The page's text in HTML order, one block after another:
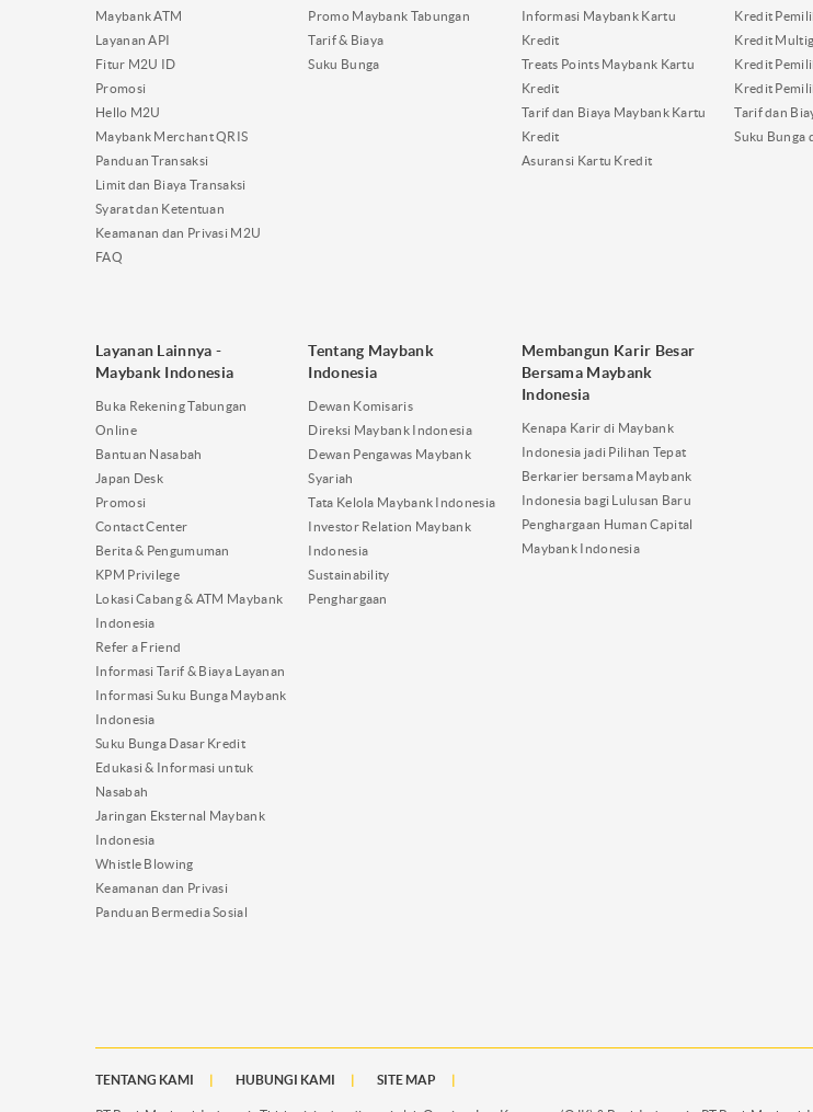
Maybank ATM
Layanan API
Fitur M2U ID
Promosi
Hello M2U
Maybank Merchant QRIS
Panduan Transaksi
Limit dan Biaya Transaksi
Syarat dan Ketentuan
Keamanan dan Privasi M2U
FAQ
Promo Maybank Tabungan
Tarif & Biaya
Suku Bunga
Informasi Maybank Kartu
Kredit
Treats Points Maybank Kartu
Kredit
Tarif dan Biaya Maybank Kartu
Kredit
Asuransi Kartu Kredit
Kredit
Kredit
Kredit
Kredit
Tarif dan
Suku Bunga
Layanan Lainnya -
Maybank Indonesia
Buka Rekening Tabungan
Online
Bantuan Nasabah
Japan Desk
Promosi
Contact Center
Berita & Pengumuman
KPM Privilege
Lokasi Cabang & ATM Maybank
Indonesia
Refer a Friend
Informasi Tarif & Biaya Layanan
Informasi Suku Bunga Maybank
Indonesia
Suku Bunga Dasar Kredit
Edukasi & Informasi untuk
Nasabah
Jaringan Eksternal Maybank
Indonesia
Whistle Blowing
Keamanan dan Privasi
Panduan Bermedia Sosial
Tentang Maybank
Indonesia
Dewan Komisaris
Direksi Maybank Indonesia
Dewan Pengawas Maybank
Syariah
Tata Kelola Maybank Indonesia
Investor Relation Maybank
Indonesia
Sustainability
Penghargaan
Membangun Karir Besar
Bersama Maybank
Indonesia
Kenapa Karir di Maybank
Indonesia jadi Pilihan Tepat
Berkarier bersama Maybank
Indonesia bagi Lulusan Baru
Penghargaan Human Capital
Maybank Indonesia
TENTANG KAMI HUBUNGI KAMI SITE MAP